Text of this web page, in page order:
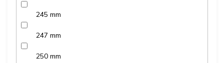
245 mm
247 mm
250 mm